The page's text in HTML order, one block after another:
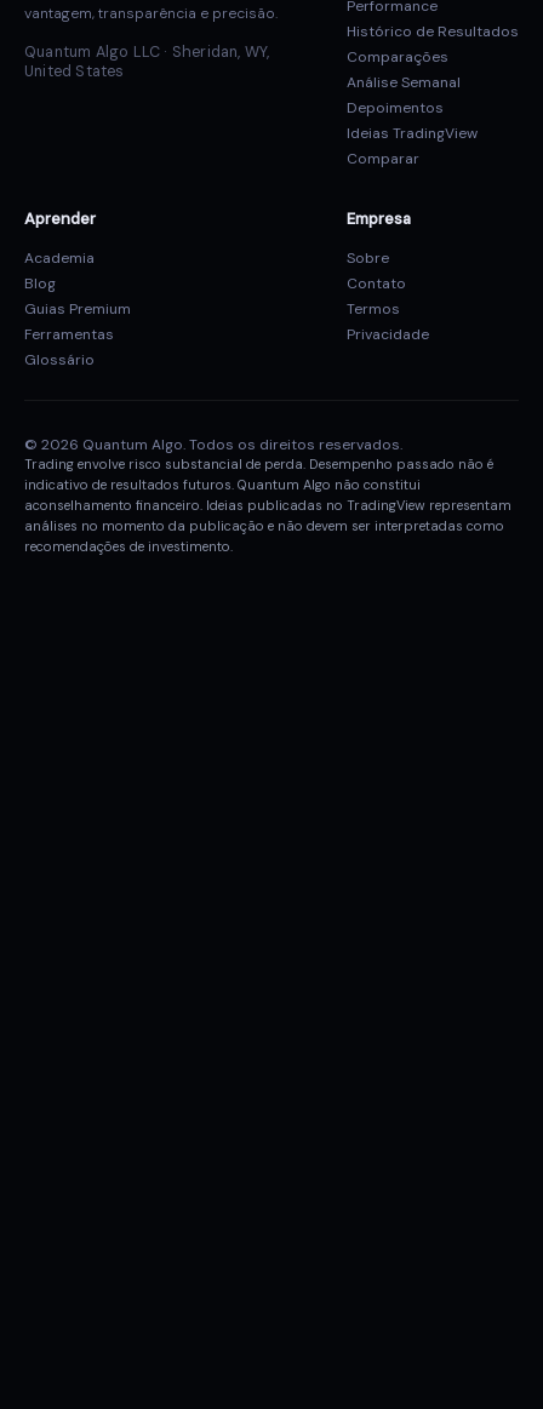
vantagem, transparência e precisão.
Quantum Algo LLC · Sheridan, WY,
United States
Performance
Histórico de Resultados
Comparações
Análise Semanal
Depoimentos
Ideias TradingView
Comparar
Aprender
Academia
Blog
Guias Premium
Ferramentas
Glossário
Empresa
Sobre
Contato
Termos
Privacidade
© 2026 Quantum Algo. Todos os direitos reservados.
Trading envolve risco substancial de perda. Desempenho passado não é
indicativo de resultados futuros. Quantum Algo não constitui
aconselhamento financeiro. Ideias publicadas no TradingView representam
análises no momento da publicação e não devem ser interpretadas como
recomendações de investimento.